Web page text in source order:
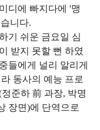
디에 빠지다에 '맹
니다.
기 쉬운 금요일 심
받지 못할 뻔 하였
들에게 널리 알리게
동사의 예능 프로
준하 前 과장, 박명
장면)에 단역으로